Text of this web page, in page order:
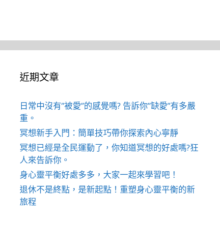
近期文章
日常中沒有”被愛”的感覺嗎? 告訴你”缺愛”有多嚴
重。
冥想新手入門：簡單技巧帶你探索內心寧靜
冥想已經是全民運動了，你知道冥想的好處嗎?狂
人來告訴你。
身心靈平衡好處多多，大家一起來學習吧！
退休不是終點，是新起點！重塑身心靈平衡的新
旅程